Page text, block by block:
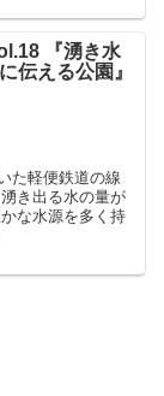
『湧き水
伝える公園』
た軽便鉄道の線
き出る水の量が
な水源を多く持